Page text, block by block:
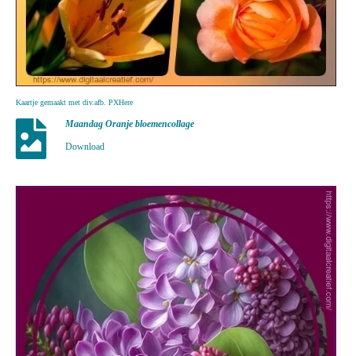
Kaartje gemaakt met div.afb. PXHere
Maandag Oranje bloemencollage
Download